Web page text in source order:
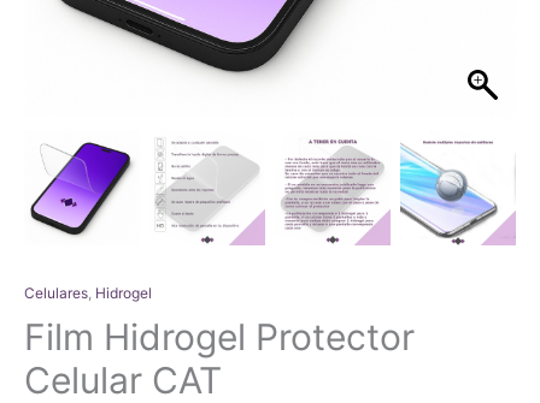
Celulares, Hidrogel
Film Hidrogel Protector
Celular CAT